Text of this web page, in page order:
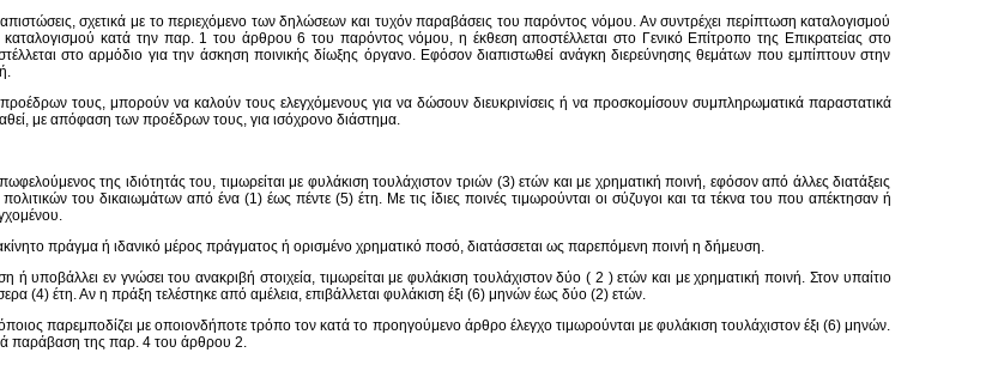
σχετικά με το περιεχόμενο των δηλώσεων και τυχόν παραβάσεις του παρόντος νόμου. Αν συντρέχει περίπτωση καταλογισμού
κατά την παρ. 1 του άρθρου 6 του παρόντος νόμου, η έκθεση αποστέλλεται στο Γενικό Επίτροπο της Επικρατείας στο
στο αρμόδιο για την άσκηση ποινικής δίωξης όργανο. Εφόσον διαπιστωθεί ανάγκη διερεύνησης θεμάτων που εμπίπτουν στην
τους, μπορούν να καλούν τους ελεγχόμενους για να δώσουν διευκρινίσεις ή να προσκομίσουν συμπληρωματικά παραστατικά
με απόφαση των προέδρων τους, για ισόχρονο διάστημα.
της ιδιότητάς του, τιμωρείται με φυλάκιση τουλάχιστον τριών (3) ετών και με χρηματική ποινή, εφόσον από άλλες διατάξεις
του δικαιωμάτων από ένα (1) έως πέντε (5) έτη. Με τις ίδιες ποινές τιμωρούνται οι σύζυγοι και τα τέκνα του που απέκτησαν ή
πράγμα ή ιδανικό μέρος πράγματος ή ορισμένο χρηματικό ποσό, διατάσσεται ως παρεπόμενη ποινή η δήμευση.
εν γνώσει του ανακριβή στοιχεία, τιμωρείται με φυλάκιση τουλάχιστον δύο ( 2 ) ετών και με χρηματική ποινή. Στον υπαίτιο
(4) έτη. Αν η πράξη τελέστηκε από αμέλεια, επιβάλλεται φυλάκιση έξι (6) μηνών έως δύο (2) ετών.
παρεμποδίζει με οποιονδήποτε τρόπο τον κατά το προηγούμενο άρθρο έλεγχο τιμωρούνται με φυλάκιση τουλάχιστον έξι (6) μηνών.
παράβαση της παρ. 4 του άρθρου 2.